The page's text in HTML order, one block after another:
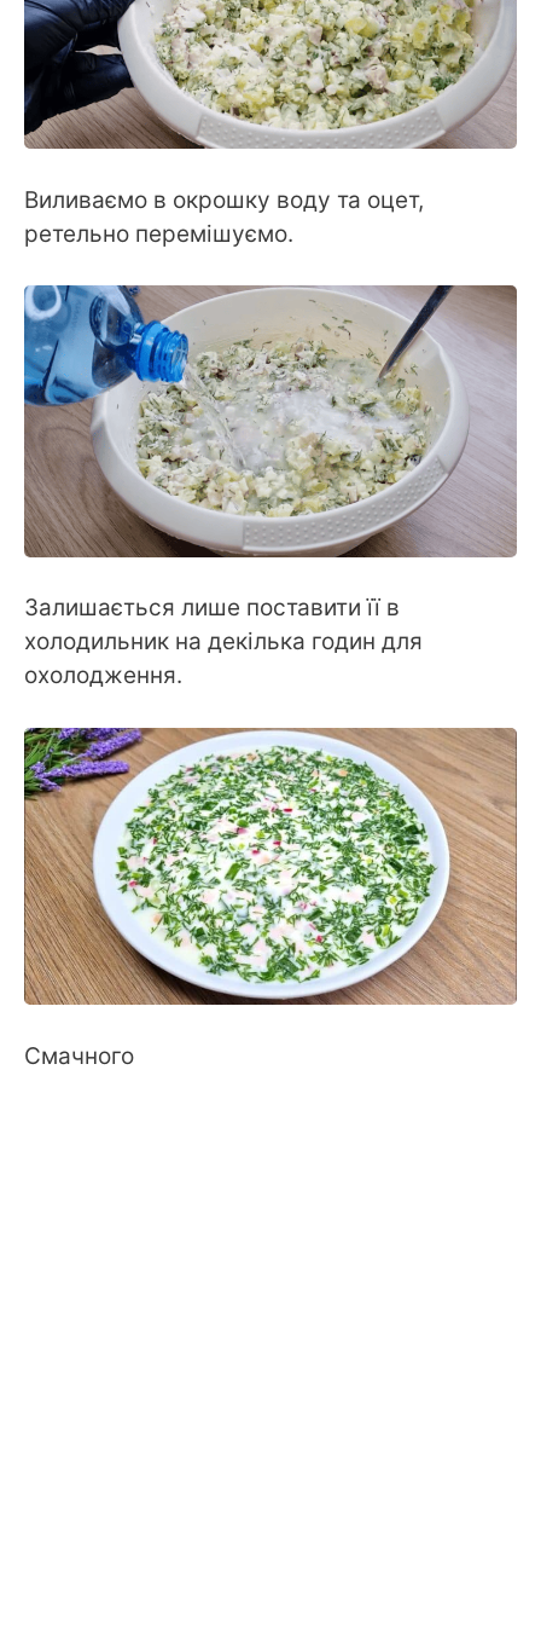
Виливаємо в окрошку воду та оцет,
ретельно перемішуємо.
Залишається лише поставити її в
холодильник на декілька годин для
охолодження.
Смачного